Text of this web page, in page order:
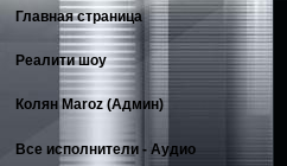
Главная страница
Реалити шоу
Колян Maroz (Админ)
Все исполнители - Аудио